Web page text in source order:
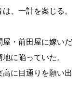
、一計を案じる。
屋・前田屋に嫁いだ
に陥っていた。
に目通りを願い出